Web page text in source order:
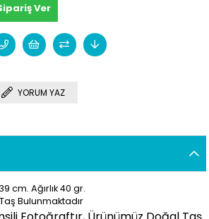
Ver
YORUM YAZ
cm. Ağırlık 40 gr.
Bulunmaktadır